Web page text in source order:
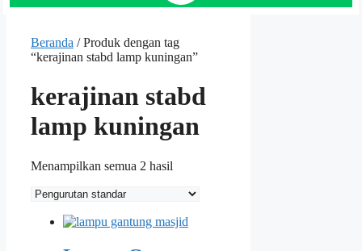
Beranda / Produk dengan tag
“kerajinan stabd lamp kuningan”
kerajinan stabd
lamp kuningan
Menampilkan semua 2 hasil